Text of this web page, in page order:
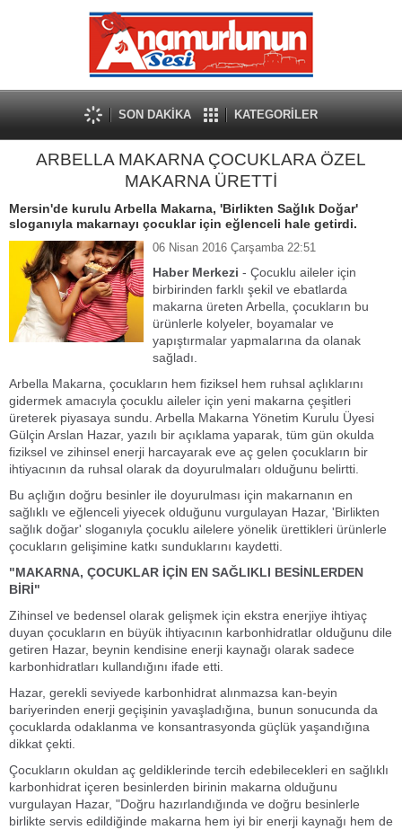
SON DAKİKA KATEGORİLER
ARBELLA MAKARNA ÇOCUKLARA ÖZEL
MAKARNA ÜRETTİ
Mersin'de kurulu Arbella Makarna, 'Birlikten Sağlık Doğar'
sloganıyla makarnayı çocuklar için eğlenceli hale getirdi.
06 Nisan 2016 Çarşamba 22:51
Haber Merkezi - Çocuklu aileler için
birbirinden farklı şekil ve ebatlarda
makarna üreten Arbella, çocukların bu
ürünlerle kolyeler, boyamalar ve
yapıştırmalar yapmalarına da olanak
sağladı.
Arbella Makarna, çocukların hem fiziksel hem ruhsal açlıklarını
gidermek amacıyla çocuklu aileler için yeni makarna çeşitleri
üreterek piyasaya sundu. Arbella Makarna Yönetim Kurulu Üyesi
Gülçin Arslan Hazar, yazılı bir açıklama yaparak, tüm gün okulda
fiziksel ve zihinsel enerji harcayarak eve aç gelen çocukların bir
ihtiyacının da ruhsal olarak da doyurulmaları olduğunu belirtti.
Bu açlığın doğru besinler ile doyurulması için makarnanın en
sağlıklı ve eğlenceli yiyecek olduğunu vurgulayan Hazar, 'Birlikten
sağlık doğar' sloganıyla çocuklu ailelere yönelik ürettikleri ürünlerle
çocukların gelişimine katkı sunduklarını kaydetti.
"MAKARNA, ÇOCUKLAR İÇİN EN SAĞLIKLI BESİNLERDEN
BİRİ"
Zihinsel ve bedensel olarak gelişmek için ekstra enerjiye ihtiyaç
duyan çocukların en büyük ihtiyacının karbonhidratlar olduğunu dile
getiren Hazar, beynin kendisine enerji kaynağı olarak sadece
karbonhidratları kullandığını ifade etti.
Hazar, gerekli seviyede karbonhidrat alınmazsa kan-beyin
bariyerinden enerji geçişinin yavaşladığına, bunun sonucunda da
çocuklarda odaklanma ve konsantrasyonda güçlük yaşandığına
dikkat çekti.
Çocukların okuldan aç geldiklerinde tercih edebilecekleri en sağlıklı
karbonhidrat içeren besinlerden birinin makarna olduğunu
vurgulayan Hazar, "Doğru hazırlandığında ve doğru besinlerle
birlikte servis edildiğinde makarna hem iyi bir enerji kaynağı hem de